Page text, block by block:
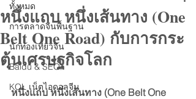
ทั้งหมด
การตลาดจีนพื้นฐาน
นักท่องเที่ยวจีน
Baidu & SEO
KOL เน็ตไอดอลจีน
หนึ่งแถบ หนึ่งเส้นทาง (One
Belt One Road) กับการกระ
ตุ้นเศรษฐกิจโลก
หนึ่งแถบ หนึ่งเส้นทาง (One Belt One